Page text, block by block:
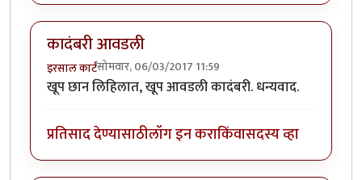
कादंबरी आवडली
इरसाल कार्टंसोमवार, 06/03/2017 11:59
खूप छान लिहिलात, खूप आवडली कादंबरी. धन्यवाद.
प्रतिसाद देण्यासाठीलॉग इन कराकिंवासदस्य व्हा